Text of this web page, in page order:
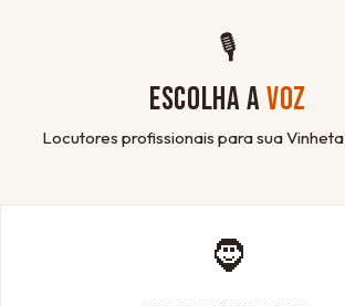
🎙
ESCOLHA AVOZ
Locutores profissionais para sua
🧔